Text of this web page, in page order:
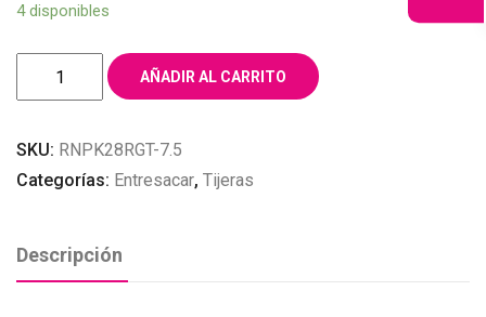
4 disponibles
TIJERAS
ENTRESACAR
STRONG
SCISSORS
GOLD
cantidad
AÑADIR AL CARRITO
SKU: RNPK28RGT-7.5
Categorías: Entresacar, Tijeras
Descripción